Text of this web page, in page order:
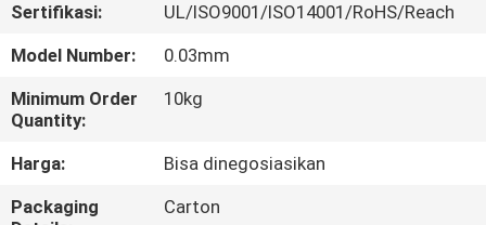
KITA
WISATA
PABRIK
KONTROL
Sertifikasi:
UL/ISO9001/ISO14001/RoHS/Reach
Model Number:
0.03mm
Minimum Order
Quantity:
10kg
Harga:
Bisa dinegosiasikan
Packaging
Carton